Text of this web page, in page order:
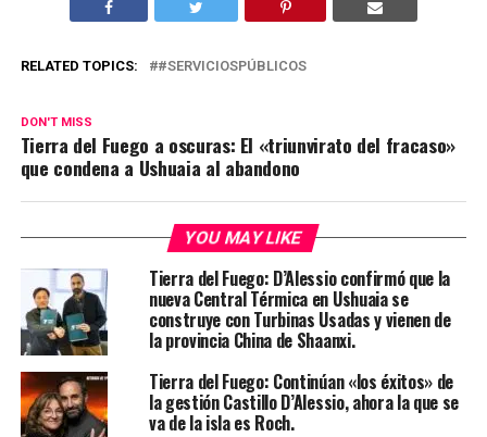
RELATED TOPICS: #SERVICIOSPÚBLICOS
DON'T MISS
Tierra del Fuego a oscuras: El «triunvirato del fracaso»
que condena a Ushuaia al abandono
YOU MAY LIKE
Tierra del Fuego: D’Alessio confirmó que la
nueva Central Térmica en Ushuaia se
construye con Turbinas Usadas y vienen de
la provincia China de Shaanxi.
Tierra del Fuego: Continúan «los éxitos» de
la gestión Castillo D’Alessio, ahora la que se
va de la isla es Roch.